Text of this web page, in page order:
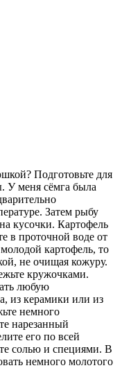
Подготовьте для
У меня сёмга была
Затем рыбу
кусочки. Картофель
в проточной воде от
картофель, то
не очищая кожуру.
кружочками.
любую
из керамики или из
немного
нарезанный
его по всей
солью и специями. В
немного молотого